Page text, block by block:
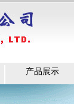
产品展示